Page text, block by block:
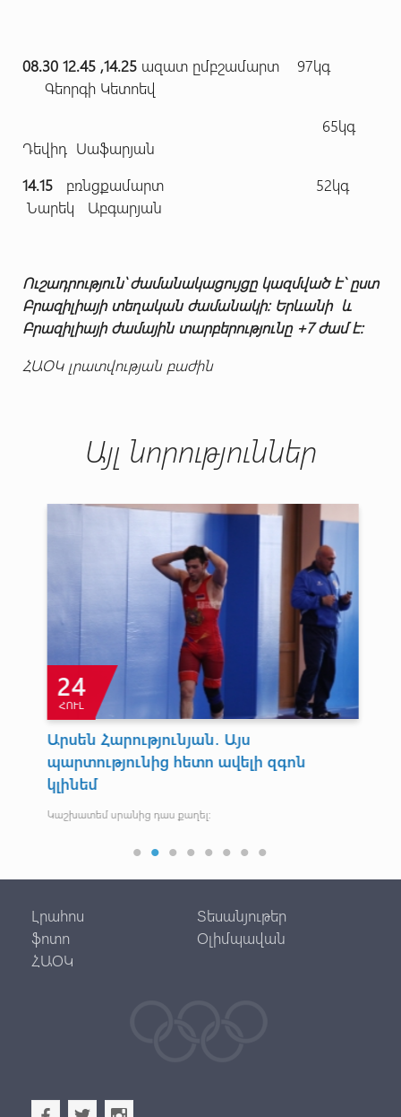
08.30 12.45 ,14.25ազատ ըմբշամարտ 97կգ
Գեորգի Կետոեվ
65կգ
Դեվիդ Սաֆարյան
14.15բռնցքամարտ 52կգ
Նարեկ Աբգարյան
Ուշադրություն՝ ժամանակացույցը կազմված է` ըստ
Բրազիլիայի տեղական ժամանակի: Երևանի և
Բրազիլիայի ժամային տարբերությունը +7 ժամ է:
ՀԱՕԿ լրատվության բաժին
Այլ նորություններ
24
ՀՈՒԼ
Արսեն Հարությունյան․ Այս
պարտությունից հետո ավելի զգոն
կլինեմ
Կաշխատեմ սրանից դաս քաղել։
Լրահոս
Տեսանյութեր
ֆոտո
Օլիմպավան
ՀԱՕԿ